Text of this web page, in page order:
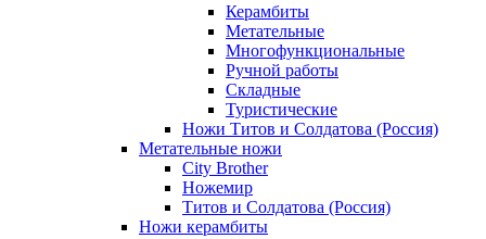
Керамбиты
Метательные
Многофункциональные
Ручной работы
Складные
Туристические
Ножи Титов и Солдатова (Россия)
Метательные ножи
City Brother
Ножемир
Титов и Солдатова (Россия)
Ножи керамбиты